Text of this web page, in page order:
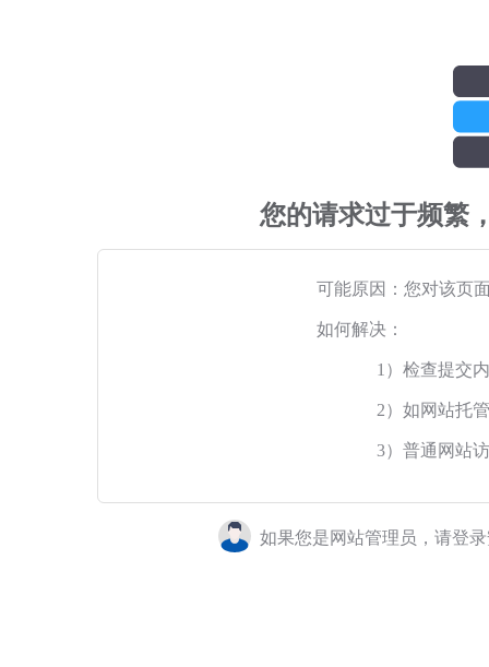
您的请求过于频繁
可能原因：您对该页
如何解决：
1）检查提交
2）如网站托
3）普通网站
如果您是网站管理员，请登